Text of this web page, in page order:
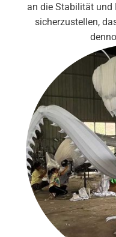
an die Stabilität und
sicherzustellen,